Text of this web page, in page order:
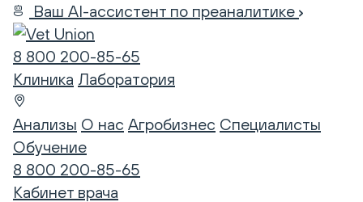
Ваш AI-ассистент по преаналитике
8 800 200-85-65
Клиника Лаборатория
Анализы О нас Агробизнес Специалисты
Обучение
8 800 200-85-65
Кабинет врача